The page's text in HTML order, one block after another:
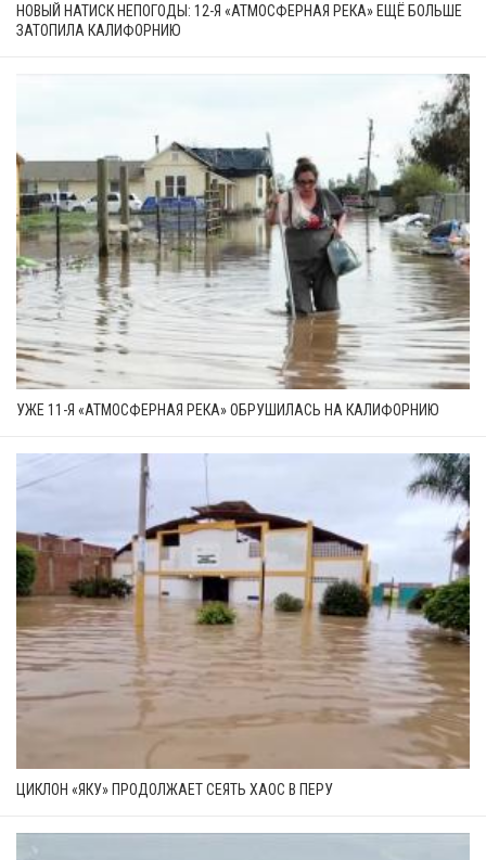
НОВЫЙ НАТИСК НЕПОГОДЫ: 12-Я «АТМОСФЕРНАЯ РЕКА» ЕЩЁ БОЛЬШЕ
ЗАТОПИЛА КАЛИФОРНИЮ
УЖЕ 11-Я «АТМОСФЕРНАЯ РЕКА» ОБРУШИЛАСЬ НА КАЛИФОРНИЮ
ЦИКЛОН «ЯКУ» ПРОДОЛЖАЕТ СЕЯТЬ ХАОС В ПЕРУ